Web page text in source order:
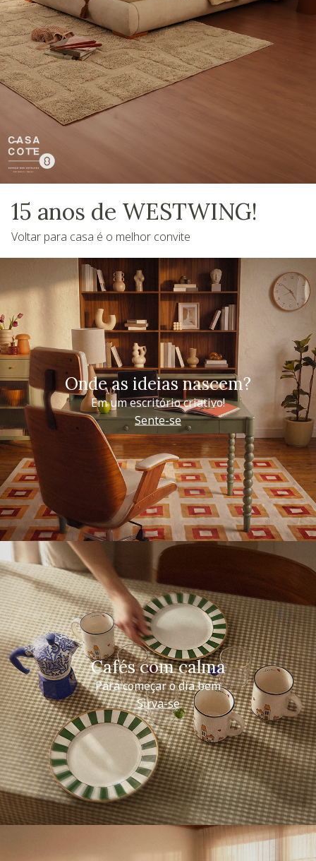
15 anos de WESTWING!
Voltar para casa é o melhor convite
Onde as ideias nascem?
Em um escritório criativo!
Sente-se
Cafés com calma
Para começar o dia bem
Sirva-se